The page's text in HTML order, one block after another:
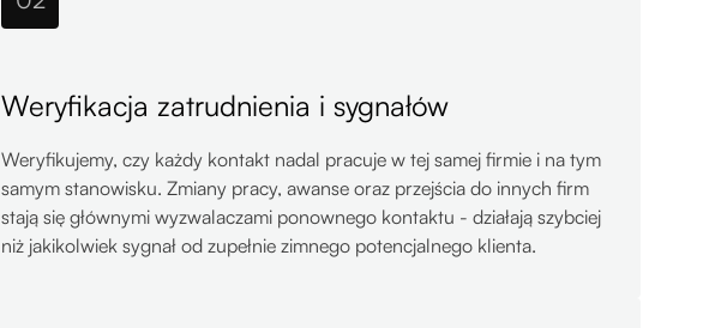
Weryfikacja zatrudnienia i sygnałów
Weryfikujemy, czy każdy kontakt nadal pracuje w tej samej firmie i na tym
samym stanowisku. Zmiany pracy, awanse oraz przejścia do innych firm
stają się głównymi wyzwalaczami ponownego kontaktu - działają szybciej
niż jakikolwiek sygnał od zupełnie zimnego potencjalnego klienta.